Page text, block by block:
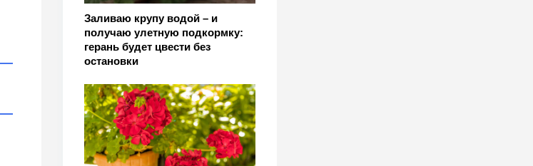
Заливаю крупу водой – и
получаю улетную подкормку:
герань будет цвести без
остановки